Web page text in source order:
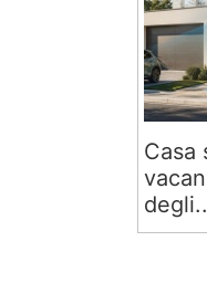
Casa